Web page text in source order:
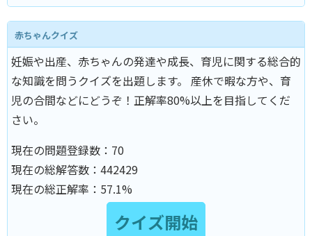
赤ちゃんクイズ
妊娠や出産、赤ちゃんの発達や成長、育児に関する総合的
な知識を問うクイズを出題します。 産休で暇な方や、育
児の合間などにどうぞ！正解率80%以上を目指してくだ
さい。
現在の問題登録数： 70
現在の総解答数： 442429
現在の総正解率： 57.1%